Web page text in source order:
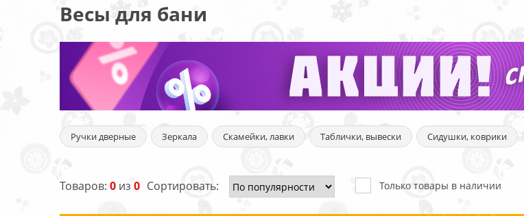
Пользовательское
соглашение
Гарантия и возврат
Весы для бани
Ручки дверные Зеркала Скамейки, лавки Таблички, вывески Сидушки, коврики
Товаров: 0 из 0 Сортировать: Только товары в наличии